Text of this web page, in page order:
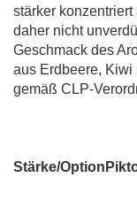
stärker
daher nicht
Geschmack des
aus Erdbeere, Kiwi
gemäß CLP-
Stärke/Option